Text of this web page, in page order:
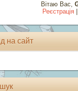
Вітаю Вас,
Реєстрація|
на сайт